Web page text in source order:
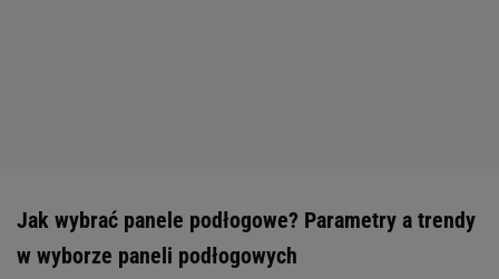
Jak wybrać panele podłogowe? Parametry a trendy
w wyborze paneli podłogowych